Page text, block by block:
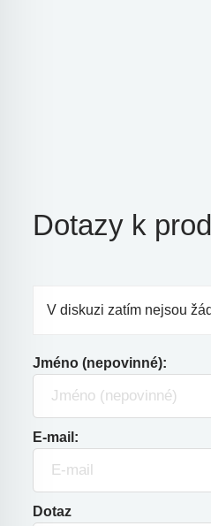
Dotazy k
V diskuzi zatím nejsou
Jméno (nepovinné):
E-mail:
Dotaz